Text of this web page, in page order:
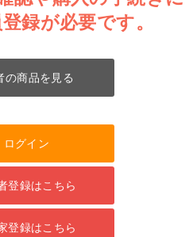
録が必要です。
の商品を見る
ログイン
登録はこちら
登録はこちら